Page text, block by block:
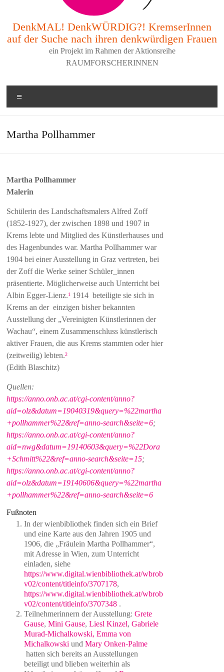
DenkMAL! DenkWÜRDIG?! KremserInnen
auf der Suche nach ihren denkwürdigen Frauen
ein Projekt im Rahmen der Aktionsreihe
RAUMFORSCHERINNEN
Martha Pollhammer
Martha Pollhammer
Malerin
Schülerin des Landschaftsmalers Alfred Zoff
(1852-1927), der zwischen 1898 und 1907 in
Krems lebte und Mitglied des Künstlerhauses und
des Hagenbundes war. Martha Pollhammer war
1904 bei einer Ausstellung in Graz vertreten, bei
der Zoff die Werke seiner Schüler_innen
präsentierte. Möglicherweise auch Unterricht bei
Albin Egger-Lienz.1
1914 beteiligte sie sich in
Krems an der einzigen bisher bekannten
Ausstellung der „Vereinigten Künstlerinnen der
Wachau“, einem Zusammenschluss künstlerisch
aktiver Frauen, die aus Krems stammten oder hier
(zeitweilig) lebten.2
(Edith Blaschitz)
Quellen:
https://anno.onb.ac.at/cgi-content/anno?
aid=olz&datum=19040319&query=%22martha
+pollhammer%22&ref=anno-search&seite=6;
https://anno.onb.ac.at/cgi-content/anno?
aid=nwg&datum=19140603&query=%22Dora
+Schmitt%22&ref=anno-search&seite=15;
https://anno.onb.ac.at/cgi-content/anno?
aid=olz&datum=19140606&query=%22martha
+pollhammer%22&ref=anno-search&seite=6
Fußnoten
In der wienbibliothek finden sich ein Brief
und eine Karte aus den Jahren 1905 und
1906, die „Fräulein Martha Pollhammer“,
mit Adresse in Wien, zum Unterricht
einladen, siehe
https://www.digital.wienbibliothek.at/wbrob
v02/content/titleinfo/3707178,
https://www.digital.wienbibliothek.at/wbrob
v02/content/titleinfo/3707348 .
Teilnehmerinnern der Ausstellung:Grete
Gause,Mini Gause,Liesl Kinzel,Gabriele
Murad-Michalkowski, Emma von
MichalkowskiundMary Onken-Palme
hatten sich bereits an Ausstellungen
beteiligt und blieben weiterhin als